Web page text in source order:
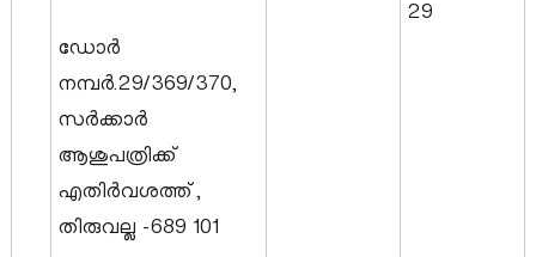
ഡോർ
നമ്പർ.29/369/370,
സർക്കാർ
ആശുപത്രിക്ക്
എതിർവശത്ത്,
തിരുവല്ല -689 101
29